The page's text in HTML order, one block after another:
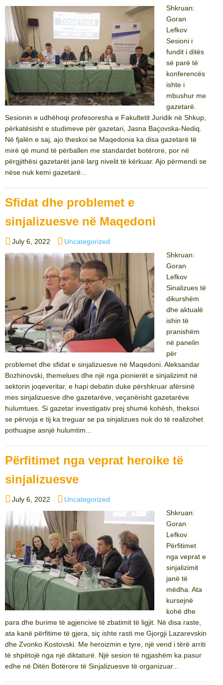
on
Shkruan:
Goran
Lefkov
Sesioni i
fundit i ditës
së parë të
konferencës
ishte i
mbushur me
gazetarë.
Sesionin e udhëhoqi profesoresha e Fakultetit Juridik në Shkup,
përkatësisht e studimeve për gazetari, Jasna Baçovska-Nediq.
Në fjalën e saj, ajo theskoi se Maqedonia ka disa gazetarë të
mirë që mund të përballen me standardet botërore, por në
përgjithësi gazetarët janë larg nivelit të kërkuar. Ajo përmendi se
nëse nuk kemi gazetarë...
Sfidat dhe problemet e
sinjalizuesve në Maqedoni
Posted
on
July 6, 2022 Categories
Uncategorized
Shkruan:
Goran
Lefkov
Sinalizues të
dikurshëm
dhe aktualë
ishin të
pranishëm
në panelin
për
problemet dhe sfidat e sinjalizuesve në Maqedoni. Aleksandar
Bozhinovski, themelues dhe një nga pionierët e sinjalizimit në
sektorin joqeveritar, e hapi debatin duke përshkruar afërsinë
mes sinjalizuesve dhe gazetarëve, veçanërisht gazetarëve
hulumtues. Si gazetar investigativ prej shumë kohësh, theksoi
se përvoja e tij ka treguar se pa sinjalizues nuk do të realizohet
pothuajse asnjë hulumtim...
Përfitimet nga veprat heroike të
sinjalizuesve
Posted
on
July 6, 2022 Categories
Uncategorized
Shkruan:
Goran
Lefkov
Përfitimet
nga veprat e
sinjalizimit
janë të
mëdha. Ata
kursejnë
kohë dhe
para dhe burime të agjencive të zbatimit të ligjit. Në disa raste,
ata kanë përfitime të gjera, siç ishte rasti me Gjorgji Lazarevskin
dhe Zvonko Kostovski. Me heroizmin e tyre, një vend i tërë arriti
të shpëtojë nga një diktaturë. Një sesion të ngjashëm ka pasur
edhe në Ditën Botërore të Sinjalizuesve të organizuar...